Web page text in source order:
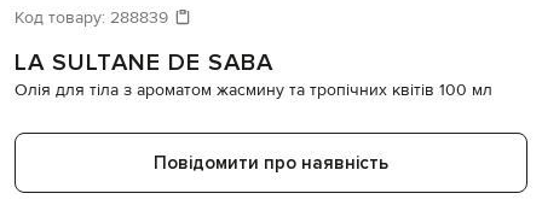
Код товару: 288839
LA SULTANE DE SABA
Олія для тіла з ароматом жасмину та тропічних квітів 100 мл
Повідомити про наявність